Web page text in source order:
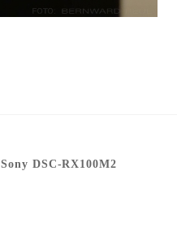
Sony DSC-RX100M2